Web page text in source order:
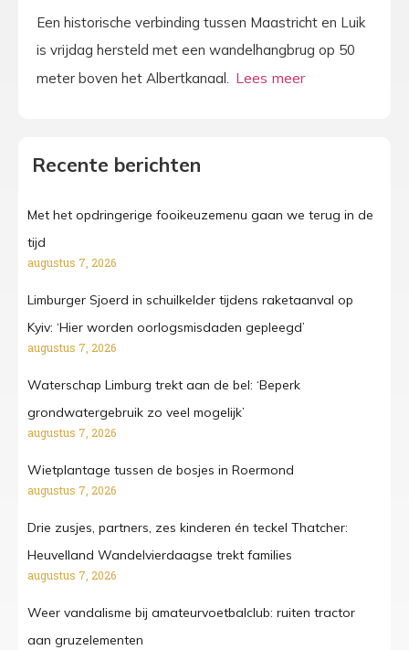
Een historische verbinding tussen Maastricht en Luik
is vrijdag hersteld met een wandelhangbrug op 50
meter boven het Albertkanaal.
Recente berichten
Met het opdringerige fooikeuzemenu gaan we terug in de
tijd
augustus 7, 2026
Limburger Sjoerd in schuilkelder tijdens raketaanval op
Kyiv: ‘Hier worden oorlogsmisdaden gepleegd’
augustus 7, 2026
Waterschap Limburg trekt aan de bel: ‘Beperk
grondwatergebruik zo veel mogelijk’
augustus 7, 2026
Wietplantage tussen de bosjes in Roermond
augustus 7, 2026
Drie zusjes, partners, zes kinderen én teckel Thatcher:
Heuvelland Wandelvierdaagse trekt families
augustus 7, 2026
Weer vandalisme bij amateurvoetbalclub: ruiten tractor
aan gruzelementen